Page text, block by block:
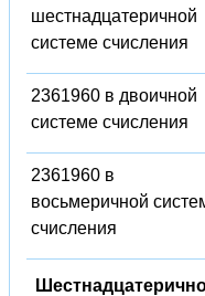
шестнадцатеричной
системе счисления
2361960 в двоичной
системе счисления
2361960 в
восьмеричной
счисления